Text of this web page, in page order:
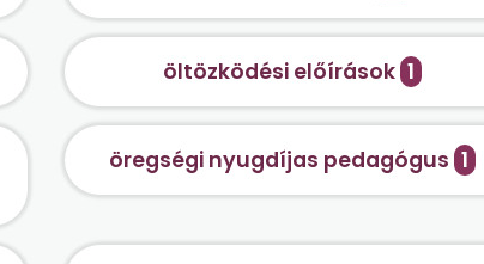
öltözködési előírások 1
öregségi nyugdíjas pedagógus 1